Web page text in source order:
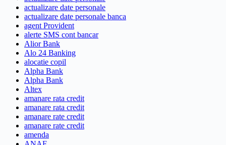
actualizare date personale
actualizare date personale banca
agent Provident
alerte SMS cont bancar
Alior Bank
Alo 24 Banking
alocatie copil
Alpha Bank
Alpha Bank
Altex
amanare rata credit
amanare rata credit
amanare rate credit
amanare rate credit
amenda